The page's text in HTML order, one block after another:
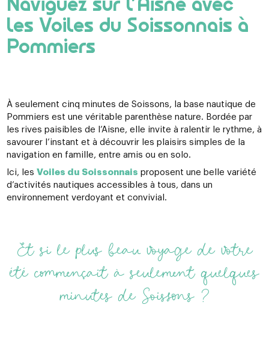
Naviguez sur l’Aisne avec
les Voiles du Soissonnais à
Pommiers
À seulement cinq minutes de Soissons, la base nautique de
Pommiers est une véritable parenthèse nature. Bordée par
les rives paisibles de l’Aisne, elle invite à ralentir le rythme, à
savourer l’instant et à découvrir les plaisirs simples de la
navigation en famille, entre amis ou en solo.
Ici, les Voiles du Soissonnais proposent une belle variété
d’activités nautiques accessibles à tous, dans un
environnement verdoyant et convivial.
Et si le plus beau voyage de votre
été commençait à seulement quelques
minutes de Soissons ?